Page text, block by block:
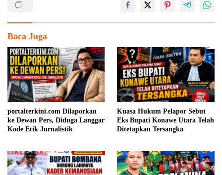
Baca Juga
portalterkini.com Dilaporkan
ke Dewan Pers, Diduga Langgar
Kode Etik Jurnalistik
Kuasa Hukum Pelapor Sebut
Eks Bupati Konawe Utara Telah
Ditetapkan Tersangka